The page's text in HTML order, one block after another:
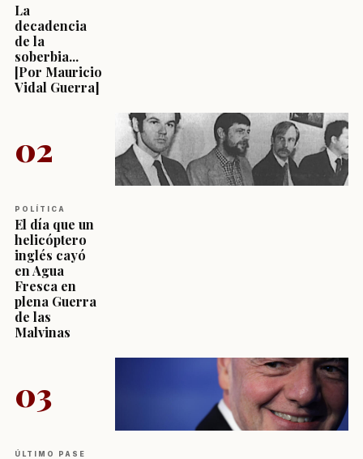
La
decadencia
de la
soberbia...
[Por Mauricio
Vidal Guerra]
02
POLÍTICA
El día que un
helicóptero
inglés cayó
en Agua
Fresca en
plena Guerra
de las
Malvinas
03
ÚLTIMO PASE